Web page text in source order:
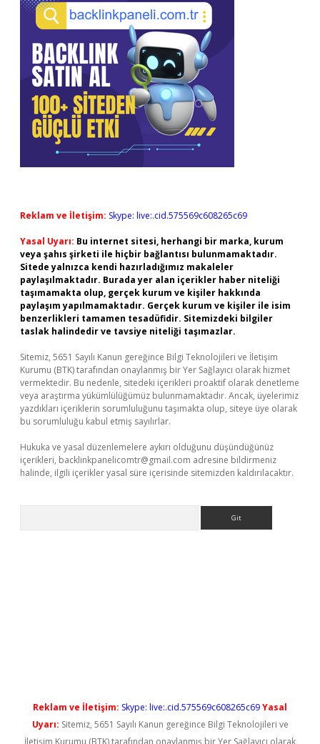
Reklam ve İletişim: Skype: live:.cid.575569c608265c69
Yasal Uyarı: Bu internet sitesi, herhangi bir marka, kurum
veya şahıs şirketi ile hiçbir bağlantısı bulunmamaktadır.
Sitede yalnızca kendi hazırladığımız makaleler
paylaşılmaktadır. Burada yer alan içerikler haber niteliği
taşımamakta olup, gerçek kurum ve kişiler hakkında
paylaşım yapılmamaktadır. Gerçek kurum ve kişiler ile isim
benzerlikleri tamamen tesadüfidir. Sitemizdeki bilgiler
taslak halindedir ve tavsiye niteliği taşımazlar.
Sitemiz, 5651 Sayılı Kanun gereğince Bilgi Teknolojileri ve İletişim
Kurumu (BTK) tarafından onaylanmış bir Yer Sağlayıcı olarak hizmet
vermektedir. Bu nedenle, sitedeki içerikleri proaktif olarak denetleme
veya araştırma yükümlülüğümüz bulunmamaktadır. Ancak, üyelerimiz
yazdıkları içeriklerin sorumluluğunu taşımakta olup, siteye üye olarak
bu sorumluluğu kabul etmiş sayılırlar.
Hukuka ve yasal düzenlemelere aykırı olduğunu düşündüğünüz
içerikleri, backlinkpanelicomtr@gmail.com adresine bildirmeniz
halinde, ilgili içerikler yasal süre içerisinde sitemizden kaldırılacaktır.
Reklam ve İletişim: Skype: live:.cid.575569c608265c69Yasal
Uyarı: Sitemiz, 5651 Sayılı Kanun gereğince Bilgi Teknolojileri ve
İletişim Kurumu (BTK) tarafından onaylanmış bir Yer Sağlayıcı olarak